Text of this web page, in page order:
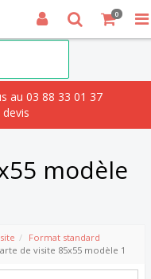
au 03 88 33 01 37
0
modèle
Format standard
de visite 85x55 modèle 1